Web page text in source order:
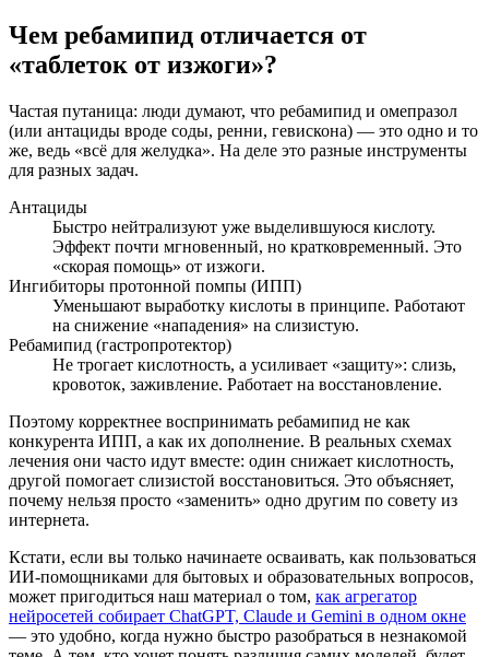
Чем ребамипид отличается от
«таблеток от изжоги»?
Частая путаница: люди думают, что ребамипид и омепразол
(или антациды вроде соды, ренни, гевискона) — это одно и то
же, ведь «всё для желудка». На деле это разные инструменты
для разных задач.
Антациды
Быстро нейтрализуют уже выделившуюся кислоту.
Эффект почти мгновенный, но кратковременный. Это
«скорая помощь» от изжоги.
Ингибиторы протонной помпы (ИПП)
Уменьшают выработку кислоты в принципе. Работают
на снижение «нападения» на слизистую.
Ребамипид (гастропротектор)
Не трогает кислотность, а усиливает «защиту»: слизь,
кровоток, заживление. Работает на восстановление.
Поэтому корректнее воспринимать ребамипид не как
конкурента ИПП, а как их дополнение. В реальных схемах
лечения они часто идут вместе: один снижает кислотность,
другой помогает слизистой восстановиться. Это объясняет,
почему нельзя просто «заменить» одно другим по совету из
интернета.
Кстати, если вы только начинаете осваивать, как пользоваться
ИИ-помощниками для бытовых и образовательных вопросов,
может пригодиться наш материал о том, как агрегатор
нейросетей собирает ChatGPT, Claude и Gemini в одном окне
— это удобно, когда нужно быстро разобраться в незнакомой